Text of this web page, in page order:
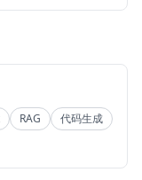
RAG
代码生成